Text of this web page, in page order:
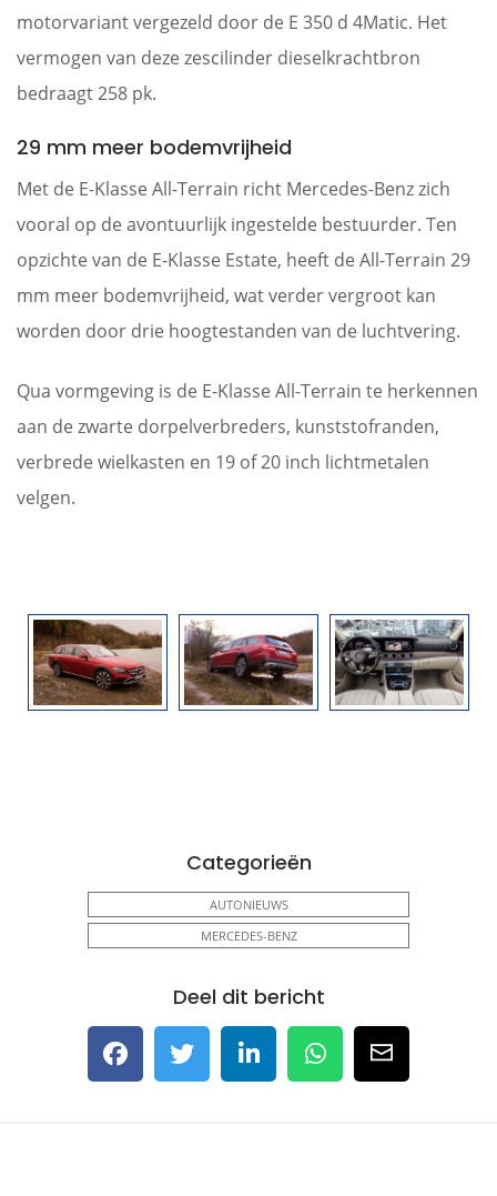
motorvariant vergezeld door de E 350 d 4Matic. Het
vermogen van deze zescilinder dieselkrachtbron
bedraagt 258 pk.
29 mm meer bodemvrijheid
Met de E-Klasse All-Terrain richt Mercedes-Benz zich
vooral op de avontuurlijk ingestelde bestuurder. Ten
opzichte van de E-Klasse Estate, heeft de All-Terrain 29
mm meer bodemvrijheid, wat verder vergroot kan
worden door drie hoogtestanden van de luchtvering.
Qua vormgeving is de E-Klasse All-Terrain te herkennen
aan de zwarte dorpelverbreders, kunststofranden,
verbrede wielkasten en 19 of 20 inch lichtmetalen
velgen.
Categorieën
AUTONIEUWS
MERCEDES-BENZ
Deel dit bericht